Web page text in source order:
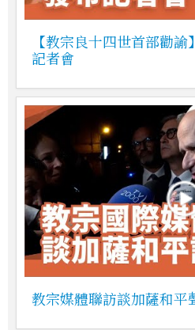
【教宗良十四世首部勸
記者會
教宗媒體聯訪談加薩和平